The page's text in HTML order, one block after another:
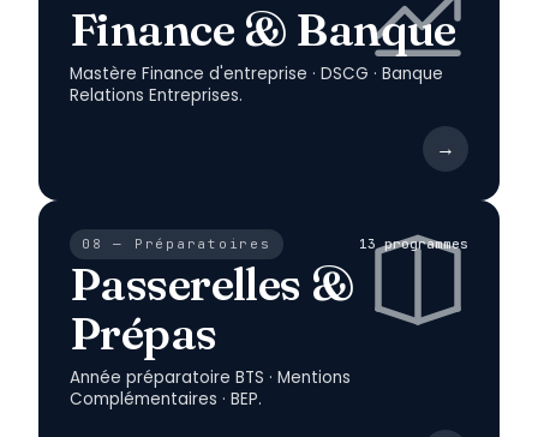
Finance & Banque
Mastère Finance d'entreprise · DSCG · Banque
Relations Entreprises.
→
08 — Préparatoires 13 programmes
Passerelles &
Prépas
Année préparatoire BTS · Mentions
Complémentaires · BEP.